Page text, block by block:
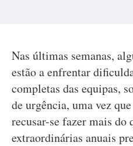
Nas últimas semanas,
estão a enfrentar
completas das equipas,
de urgência, uma vez
recusar-se fazer mais do
extraordinárias anuais